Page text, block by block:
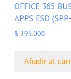
OFFICE 365
APPS ESD
$ 295.000
Añadir al